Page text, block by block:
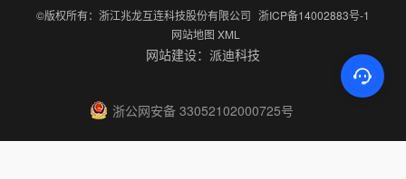
©版权所有：浙江兆龙互连科技股份有限公司 浙ICP备14002883号-1
网站地图 XML
网站建设：派迪科技
浙公网安备 33052102000725号